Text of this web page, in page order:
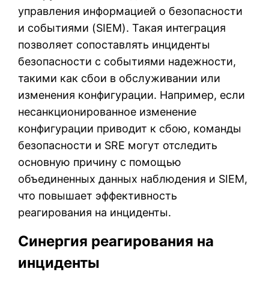
управления информацией о безопасности
и событиями (SIEM). Такая интеграция
позволяет сопоставлять инциденты
безопасности с событиями надежности,
такими как сбои в обслуживании или
изменения конфигурации. Например, если
несанкционированное изменение
конфигурации приводит к сбою, команды
безопасности и SRE могут отследить
основную причину с помощью
объединенных данных наблюдения и SIEM,
что повышает эффективность
реагирования на инциденты.
Синергия реагирования на
инциденты